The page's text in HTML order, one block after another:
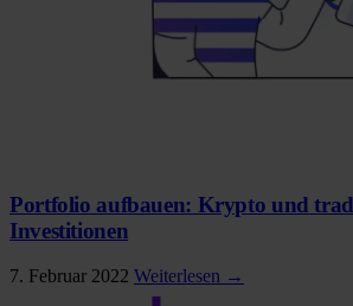
Portfolio aufbauen: Krypto und
Investitionen
7. Februar 2022 Weiterlesen →